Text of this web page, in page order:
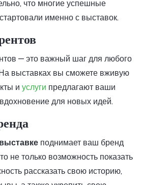
что многие успешные
именно с выставок.
— это важный шаг для любого
выставках вы сможете вживую
и услуги предлагают ваши
для новых идей.
выставке поднимает ваш бренд
не только возможность показать
рассказать свою историю,